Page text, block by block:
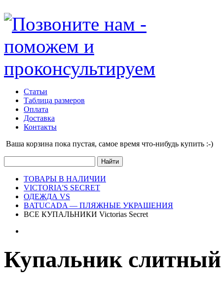
Статьи
Таблица размеров
Оплата
Доставка
Контакты
Ваша корзина пока пустая, cамое время что-нибудь купить :-)
ТОВАРЫ В НАЛИЧИИ
VICTORIA'S SECRET
ОДЕЖДА VS
BATUCADA — ПЛЯЖНЫЕ УКРАШЕНИЯ
ВСЕ КУПАЛЬНИКИ Victorias Secret
Купальник